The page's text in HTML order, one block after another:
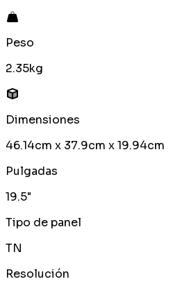
Peso
2.35kg
Dimensiones
46.14cm x 37.9cm x 19.94cm
Pulgadas
19.5"
Tipo de panel
TN
Resolución